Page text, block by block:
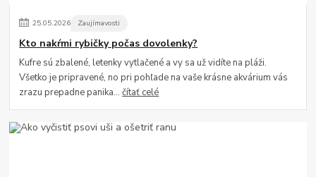
25.05.2026 Zaujímavosti
Kto nakŕmi rybičky počas dovolenky?
Kufre sú zbalené, letenky vytlačené a vy sa už vidíte na pláži.
Všetko je pripravené, no pri pohľade na vaše krásne akvárium vás
zrazu prepadne panika...čítať celé